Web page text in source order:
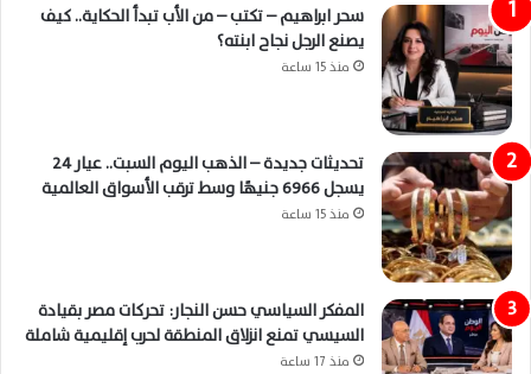
سحر ابراهيم – تكتب – من الأب تبدأ الحكاية.. كيف
يصنع الرجل نجاح ابنته؟
منذ 15 ساعة
تحديثات جديدة – الذهب اليوم السبت.. عيار 24
يسجل 6966 جنيهًا وسط ترقب الأسواق العالمية
منذ 15 ساعة
المفكر السياسي حسن النجار: تحركات مصر بقيادة
السيسي تمنع انزلاق المنطقة لحرب إقليمية شاملة
منذ 17 ساعة